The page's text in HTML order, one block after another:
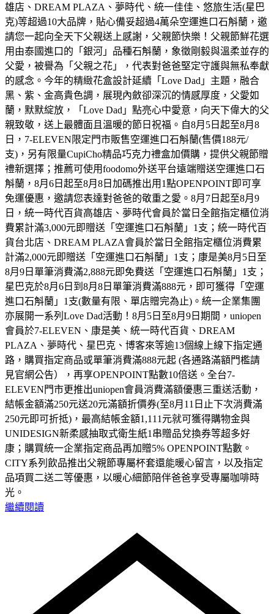
雄店、DREAM PLAZA、夢時代、統一佳佳、悠旅生活(星巴
克)等超過10大品牌，貼心備妥超過4萬朵空運進口石斛蘭，邀
請您一起向全天下父親送上感謝，父親節快樂！父親節鮮花選
用由泰國進口的「銀河」品種石斛蘭，象徵剛毅與溫柔並存的
父愛，被譽為「父親之花」，代表對爸爸堅定守護與無私奉獻
的感念。今年的精緻花盒設計延續「Love Dad」主題，融合
黑、紫、金高貴色調，展現內斂卻深沉的情感厚度，父愛如
蘭，默默綻放，「Love Dad」點亮心中愛意，向天下偉大的父
親致敬，送上最體面且溫暖的節日祝福。自8月5日起至8月8
日，7-ELEVEN限定門市販售空運進口石斛蘭(售價188元/
支)，另有限量CupiCho精品巧克力禮盒加價購，提供父親節贈
禮新選擇；推薦可使用foodomo外送平台遠端贈送空運進口石
斛蘭，8月6日起至8月8日加碼推出用1點OPENPOINT即可享
免運優惠，邀請您表達對爸爸的敬重之愛。8月7日起至8月9
日，統一時代百貨高雄店、夢時代會員於當日全館指定櫃位消
費累計滿3,000元即贈送「空運進口石斛蘭」1支；統一時代百
貨台北店、DREAM PLAZA會員於當日全館指定櫃位消費累
計滿2,000元即贈送「空運進口石斛蘭」1支；康是美8月5日至
8月9日單筆消費滿2,888元即免費送「空運進口石斛蘭」1支；
星巴克於8月6日到8月8日單筆消費滿888元，即可獲得「空運
進口石斛蘭」1支(數量有限、單店贈完為止)。統一企業集團
亦展開一系列Love Dad活動！8月5日至8月9日期間，uniopen
會員於7-ELEVEN、康是美、統一時代百貨、DREAM
PLAZA、夢時代、星巴克、博客來等逾13個線上線下指定通
路，購買指定商品或單筆消費滿888元起 (各通路滿額門檻請
見官網公告），再享OPENPOINT點數10倍送。全台7-
ELEVEN門市更推出uniopen會員消費滿額優惠三重送活動，
結帳金額滿250元送20元滿額折價券(至8月11日止下次消費滿
250元即可折抵)，最高結帳金額1,111元就可獲得購物金與
UNIDESIGN新柔感抽取式衛生紙1串贈品兌換券等超多好
康；購買統一企業指定商品再加贈5% OPENPOINT點數。
CITY系列飲品推出父親節專屬杯套還能暖心留言，以及指定
品項買二送二等優惠，以暖心細節陪伴爸爸享受專屬咖啡時
光。
繼續閱讀